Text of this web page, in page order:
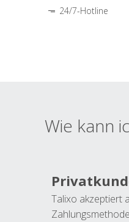
24/7-Hotline
Wie kann
Talixo akzeptiert